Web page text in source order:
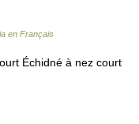
en Français
Échidné à nez court